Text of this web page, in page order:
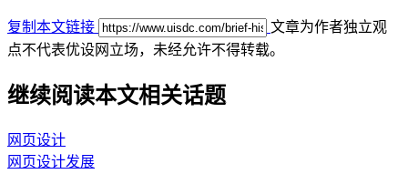
复制本文链接
文章为作者独立观
点不代表优设网立场， 未经允许不得转载。
继续阅读本文相关话题
网页设计
网页设计发展